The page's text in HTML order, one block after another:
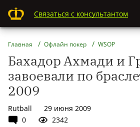
Связаться с консультантом
Главная Офлайн покер WSOP
Бахадор Ахмади и
завоевали по
2009
Rutball
29 июня 2009
0
2342